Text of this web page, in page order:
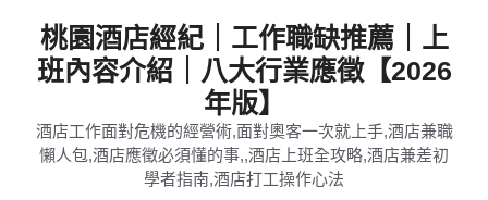
桃園酒店經紀｜工作職缺推薦｜上
班內容介紹｜八大行業應徵【2026
年版】
酒店工作面對危機的經營術,面對奧客一次就上手,酒店兼職
懶人包,酒店應徵必須懂的事,,酒店上班全攻略,酒店兼差初
學者指南,酒店打工操作心法